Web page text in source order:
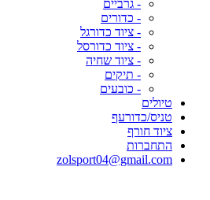
- גרביים
- כדורים
- ציוד כדורגל
- ציוד כדורסל
- ציוד שחיה
- תיקים
- כובעים
טיולים
טניס/כדורעף
ציוד חורף
התחברות
zolsport04@gmail.com